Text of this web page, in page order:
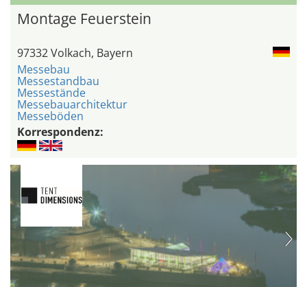
Montage Feuerstein
97332 Volkach, Bayern
Messebau
Messestandbau
Messestände
Messebauarchitektur
Messeböden
Korrespondenz: